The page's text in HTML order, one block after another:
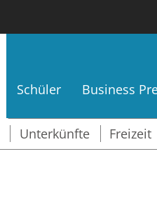
Schüler Business
Unterkünfte Freizeit